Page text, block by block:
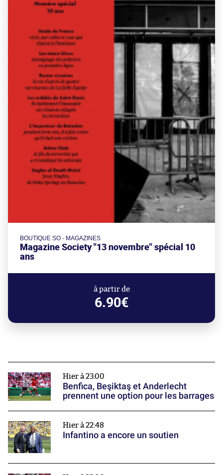
BOUTIQUE SO - MAGAZINES
Magazine Society "13 novembre" spécial 10
ans
à partir de
6.90€
Hier à 23:00
Benfica, Beşiktaş et Anderlecht
prennent une option pour les barrages
Hier à 22:48
Infantino a encore un soutien